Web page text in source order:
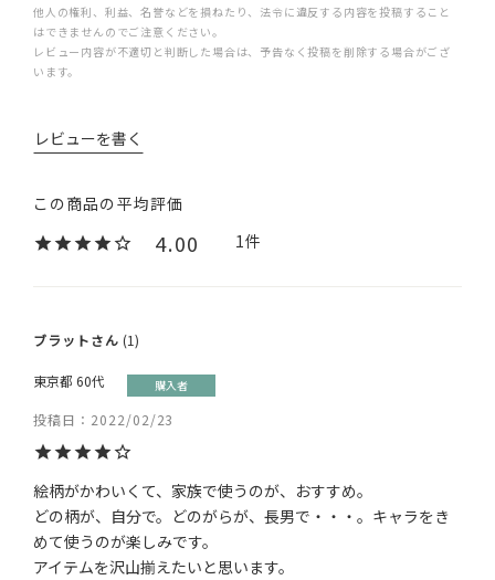
他人の権利、利益、名誉などを損ねたり、法令に違反する内容を投稿すること
はできませんのでご注意ください。
レビュー内容が不適切と判断した場合は、予告なく投稿を削除する場合がござ
います。
4.00 1
ブラット 1
購入者
東京都 60代
投稿日 2022/02/23
絵柄がかわいくて、家族で使うのが、おすすめ。
どの柄が、自分で。どのがらが、長男で・・・。キャラをき
めて使うのが楽しみです。
アイテムを沢山揃えたいと思います。
レビューを書く